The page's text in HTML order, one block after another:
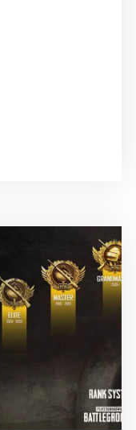
sentido,